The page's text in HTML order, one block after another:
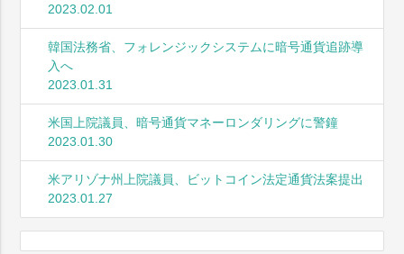
2023.02.01
韓国法務省、フォレンジックシステムに暗号通貨追跡導
入へ
2023.01.31
米国上院議員、暗号通貨マネーロンダリングに警鐘
2023.01.30
米アリゾナ州上院議員、ビットコイン法定通貨法案提出
2023.01.27